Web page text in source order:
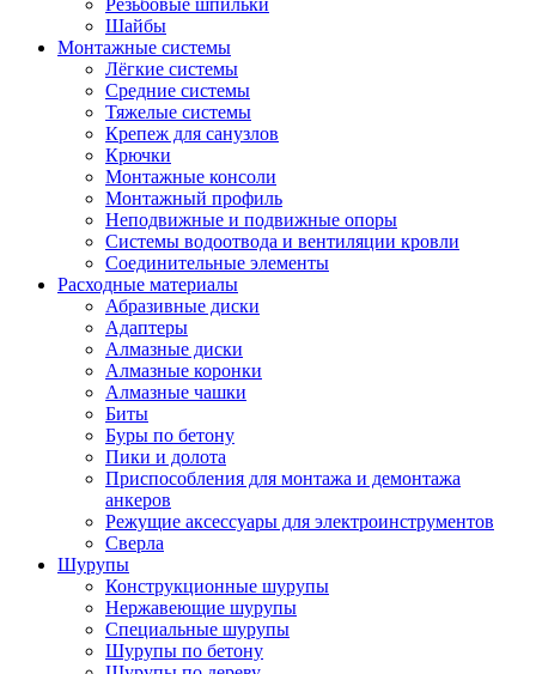
Резьбовые шпильки
Шайбы
Монтажные системы
Лёгкие системы
Средние системы
Тяжелые системы
Крепеж для санузлов
Крючки
Монтажные консоли
Монтажный профиль
Неподвижные и подвижные опоры
Системы водоотвода и вентиляции кровли
Соединительные элементы
Расходные материалы
Абразивные диски
Адаптеры
Алмазные диски
Алмазные коронки
Алмазные чашки
Биты
Буры по бетону
Пики и долота
Приспособления для монтажа и демонтажа
анкеров
Режущие аксессуары для электроинструментов
Сверла
Шурупы
Конструкционные шурупы
Нержавеющие шурупы
Специальные шурупы
Шурупы по бетону